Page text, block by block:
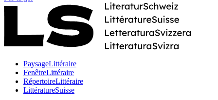
PaysageLittéraire
FenêtreLittéraire
RépertoireLittéraire
LittératureSuisse